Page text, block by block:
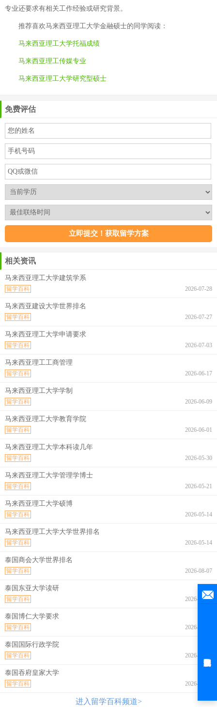
专业还要求有相关工作经验或研究背景。
推荐喜欢马来西亚理工大学金融硕士的同学阅读：
马来西亚理工大学托福成绩
马来西亚理工传媒专业
马来西亚理工大学研究型硕士
免费评估
相关资讯
马来西亚理工大学建筑学系
2026-07-28
留学百科
马来西亚建设大学世界排名
2026-07-27
留学百科
马来西亚理工大学申请要求
2026-07-03
留学百科
马来西亚理工工商管理
2026-06-17
留学百科
马来西亚理工大学学制
2026-06-09
留学百科
马来西亚理工大学教育学院
2026-06-01
留学百科
马来西亚理工大学本科读几年
2026-05-30
留学百科
马来西亚理工大学管理学博士
2026-05-21
留学百科
马来西亚理工大学硕博
2026-05-14
留学百科
马来西亚理工大学大学世界排名
2026-05-14
留学百科
泰国商会大学世界排名
2026-08-07
留学百科
泰国东亚大学读研
2026-08-07
留学百科
泰国博仁大学要求
2026-08-07
留学百科
泰国国际行政学院
2026-08-07
留学百科
泰国吞府皇家大学
2026-08-07
留学百科
进入留学百科频道>